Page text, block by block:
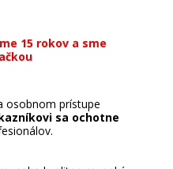
15 rokov a sme
osobnom prístupe
sa ochotne